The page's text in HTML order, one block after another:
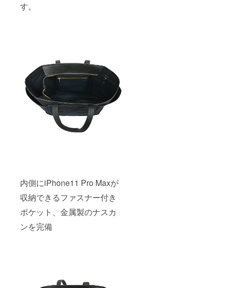
す。
内側にiPhone11 Pro Maxが
収納できるファスナー付き
ポケット、金属製のナスカ
ンを完備